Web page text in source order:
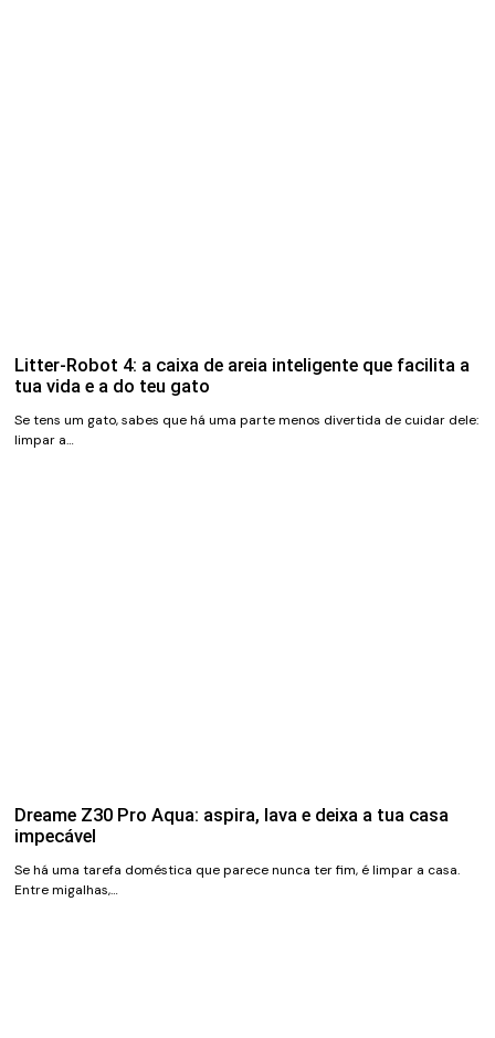
Litter-Robot 4: a caixa de areia inteligente que facilita a
tua vida e a do teu gato
Se tens um gato, sabes que há uma parte menos divertida de cuidar dele:
limpar a…
Dreame Z30 Pro Aqua: aspira, lava e deixa a tua casa
impecável
Se há uma tarefa doméstica que parece nunca ter fim, é limpar a casa.
Entre migalhas,…